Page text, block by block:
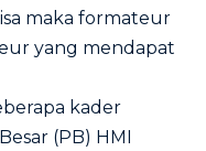
maka formateur
yang mendapat
kader
(PB) HMI